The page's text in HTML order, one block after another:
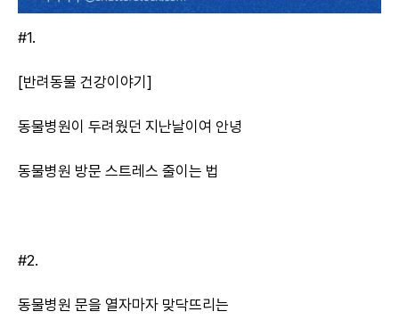
#1.
[반려동물 건강이야기]
동물병원이 두려웠던 지난날이여 안녕
동물병원 방문 스트레스 줄이는 법
#2.
동물병원 문을 열자마자 맞닥뜨리는